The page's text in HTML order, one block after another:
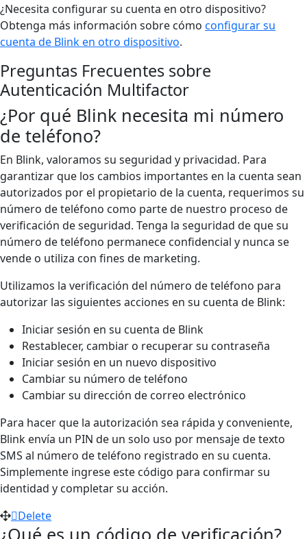
¿Necesita configurar su cuenta en otro dispositivo?
Obtenga más información sobre cómo configurar su
cuenta de Blink en otro dispositivo.
Preguntas Frecuentes sobre
Autenticación Multifactor
¿Por qué Blink necesita mi número
de teléfono?
En Blink, valoramos su seguridad y privacidad. Para
garantizar que los cambios importantes en la cuenta sean
autorizados por el propietario de la cuenta, requerimos su
número de teléfono como parte de nuestro proceso de
verificación de seguridad. Tenga la seguridad de que su
número de teléfono permanece confidencial y nunca se
vende o utiliza con fines de marketing.
Utilizamos la verificación del número de teléfono para
autorizar las siguientes acciones en su cuenta de Blink:
Iniciar sesión en su cuenta de Blink
Restablecer, cambiar o recuperar su contraseña
Iniciar sesión en un nuevo dispositivo
Cambiar su número de teléfono
Cambiar su dirección de correo electrónico
Para hacer que la autorización sea rápida y conveniente,
Blink envía un PIN de un solo uso por mensaje de texto
SMS al número de teléfono registrado en su cuenta.
Simplemente ingrese este código para confirmar su
identidad y completar su acción.
Delete
¿Qué es un código de verificación?